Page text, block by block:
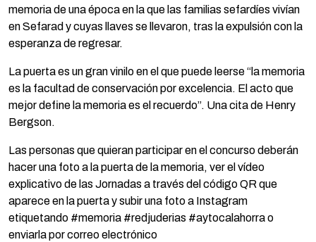
memoria de una época en la que las familias sefardíes vivían
en Sefarad y cuyas llaves se llevaron, tras la expulsión con la
esperanza de regresar.
La puerta es un gran vinilo en el que puede leerse “la memoria
es la facultad de conservación por excelencia. El acto que
mejor define la memoria es el recuerdo”. Una cita de Henry
Bergson.
Las personas que quieran participar en el concurso deberán
hacer una foto a la puerta de la memoria, ver el vídeo
explicativo de las Jornadas a través del código QR que
aparece en la puerta y subir una foto a Instagram
etiquetando #memoria #redjuderias #aytocalahorra o
enviarla por correo electrónico